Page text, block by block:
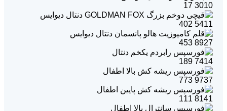
3010
17
5411
402
8927
453
7414
189
9737
773
8141
111